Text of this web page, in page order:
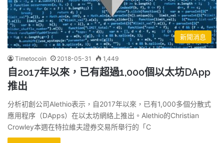
新聞消息
Timetocoin 2018-05-31 1,449
自2017年以來，已有超過1,000個以太坊DApp
推出
分析初創公司Alethio表示，自2017年以來，已有1,000多個分散式
應用程序（DApps）在以太坊網絡上推出。Alethio的Christian
Crowley本週在特拉維夫證券交易所舉行的「C